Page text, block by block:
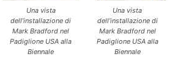
Una vista
dell’installazione di
Mark Bradford nel
Padiglione USA alla
Biennale
Una vista
dell’installazione di
Mark Bradford nel
Padiglione USA alla
Biennale